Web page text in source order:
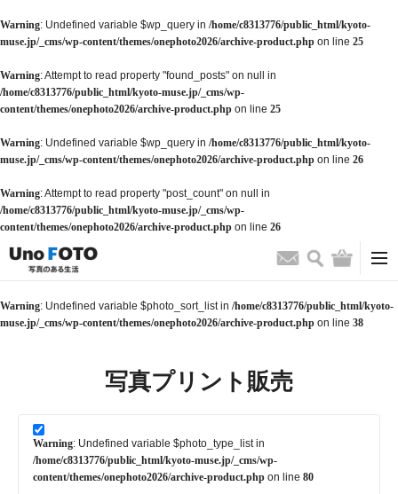
Warning: Undefined variable $wp_query in /home/c8313776/public_html/kyoto-
muse.jp/_cms/wp-content/themes/onephoto2026/archive-product.php on line 25
Warning: Attempt to read property "found_posts" on null in
/home/c8313776/public_html/kyoto-muse.jp/_cms/wp-
content/themes/onephoto2026/archive-product.php on line 25
Warning: Undefined variable $wp_query in /home/c8313776/public_html/kyoto-
muse.jp/_cms/wp-content/themes/onephoto2026/archive-product.php on line 26
Warning: Attempt to read property "post_count" on null in
/home/c8313776/public_html/kyoto-muse.jp/_cms/wp-
content/themes/onephoto2026/archive-product.php on line 26
お問い合わせ
検索 バッグ
Warning: Undefined variable $photo_sort_list in /home/c8313776/public_html/kyoto-
muse.jp/_cms/wp-content/themes/onephoto2026/archive-product.php on line 38
写真プリント販売
Warning: Undefined variable $photo_type_list in
/home/c8313776/public_html/kyoto-muse.jp/_cms/wp-
content/themes/onephoto2026/archive-product.php on line 80